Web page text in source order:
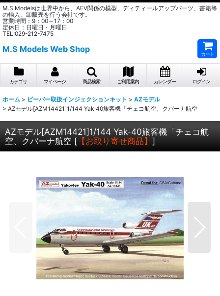
M.S Modelsは世界中から、AFV関係の模型、ディティールアップパーツ、書籍等
の輸入、卸販売を行う会社です。
営業時間：9：00～17：00
定休日：日曜日・月曜日
TEL:029-212-7475
M.S Models Web Shop
カート
カテゴリ マイページ 商品検索 ご利用案内 カレンダー ログイン
ホーム > ビーバー取扱インジェクションキット > AZモデル
> AZモデル[AZM14421]1/144 Yak-40旅客機「チェコ航空、クバーナ航空
AZモデル[AZM14421]1/144 Yak-40旅客機「チェコ航
空、クバーナ航空 [ 【お取り寄せ商品】 ]